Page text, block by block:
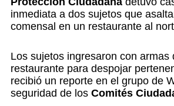
inmediata a dos sujetos que
comensal en un restaurante al
Los sujetos ingresaron con armas
restaurante para despojar
recibió un reporte en el grupo de
seguridad de los Comités